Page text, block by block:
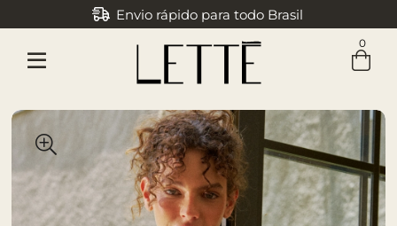
Envio rápido para todo Brasil
Parcele em até 3x sem juros
0